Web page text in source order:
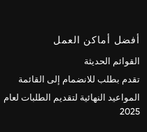
أفضل أماكن العمل
القوائم الحديثة
تقدم بطلب للانضمام إلى القائمة
المواعيد النهائية لتقديم الطلبات لعام
2025